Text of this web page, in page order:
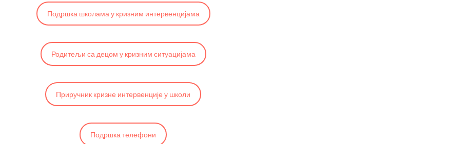
Подршка школама у кризним интервенцијама
Родитељи са децом у кризним ситуацијама
Приручник кризне интервенције у школи
Подршка телефони